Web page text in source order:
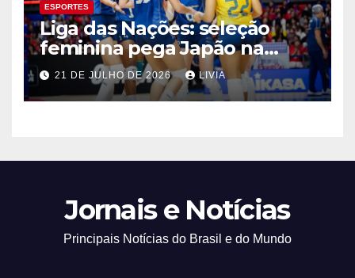
ESPORTES
Liga das Nações: seleção
feminina pega Japão na
quarta em 1º mata-mata
21 DE JULHO DE 2026 LIVIA
Jornais e Notícias
Principais Notícias do Brasil e do Mundo